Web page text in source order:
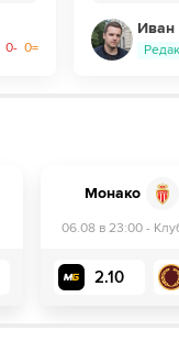
0- 0=
Иван
Монако
06.08 в 23:00-
2.10